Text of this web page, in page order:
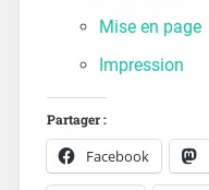
Mise en page
Impression
Partager :
Facebook